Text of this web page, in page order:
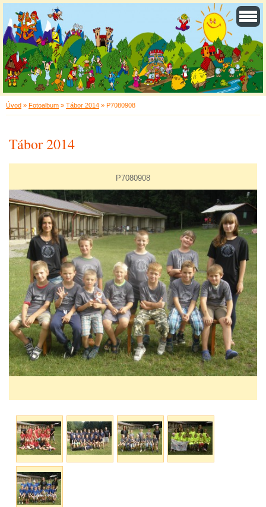
Úvod » Fotoalbum » Tábor 2014 » P7080908
Tábor 2014
P7080908